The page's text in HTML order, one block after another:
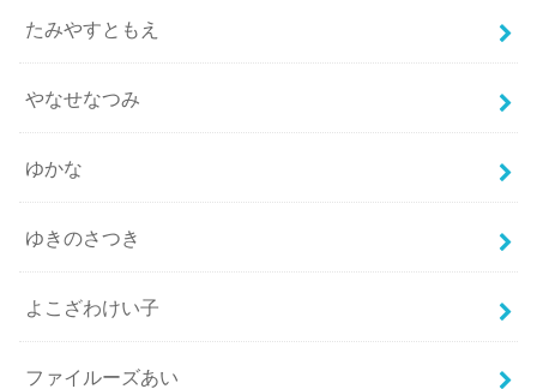
たみやすともえ
やなせなつみ
ゆかな
ゆきのさつき
よこざわけい子
ファイルーズあい